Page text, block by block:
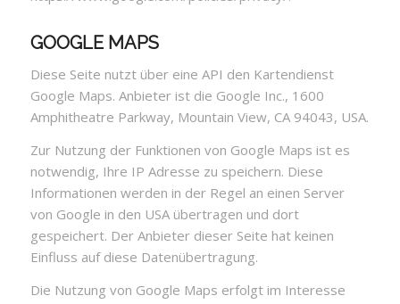
GOOGLE MAPS
Diese Seite nutzt über eine API den Kartendienst
Google Maps. Anbieter ist die Google Inc., 1600
Amphitheatre Parkway, Mountain View, CA 94043, USA.
Zur Nutzung der Funktionen von Google Maps ist es
notwendig, Ihre IP Adresse zu speichern. Diese
Informationen werden in der Regel an einen Server
von Google in den USA übertragen und dort
gespeichert. Der Anbieter dieser Seite hat keinen
Einfluss auf diese Datenübertragung.
Die Nutzung von Google Maps erfolgt im Interesse